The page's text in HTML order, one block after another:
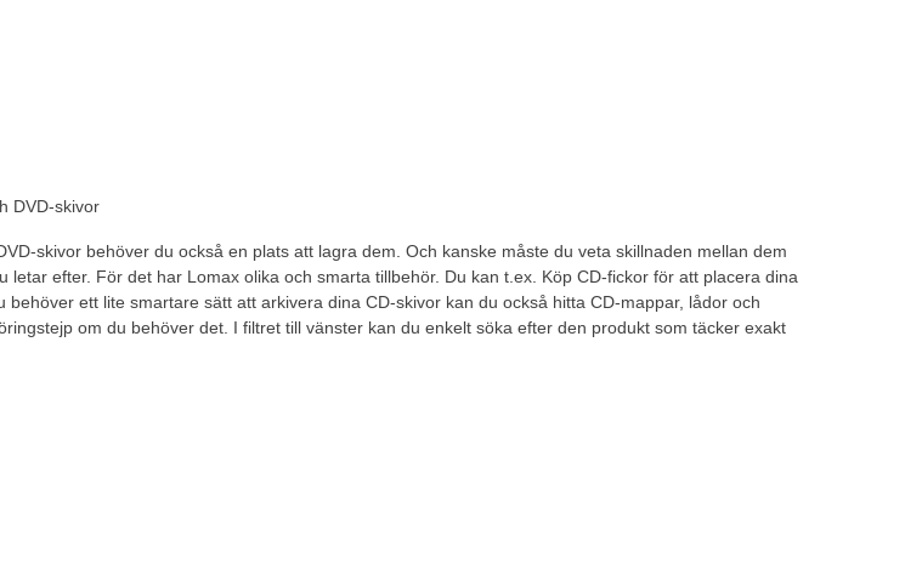
DVD-skivor
skivor behöver du också en plats att lagra dem. Och kanske måste du veta skillnaden mellan dem
letar efter. För det har Lomax olika och smarta tillbehör. Du kan t.ex. Köp CD-fickor för att placera dina
behöver ett lite smartare sätt att arkivera dina CD-skivor kan du också hitta CD-mappar, lådor och
om du behöver det. I filtret till vänster kan du enkelt söka efter den produkt som täcker exakt